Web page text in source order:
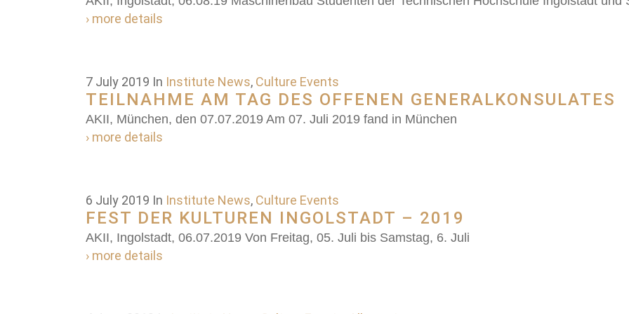
› more details
7 July 2019 In Institute News, Culture Events
TEILNAHME AM TAG DES OFFENEN GENERALKONSULATES
AKII, München, den 07.07.2019 Am 07. Juli 2019 fand in München
› more details
6 July 2019 In Institute News, Culture Events
FEST DER KULTUREN INGOLSTADT – 2019
AKII, Ingolstadt, 06.07.2019 Von Freitag, 05. Juli bis Samstag, 6. Juli
› more details